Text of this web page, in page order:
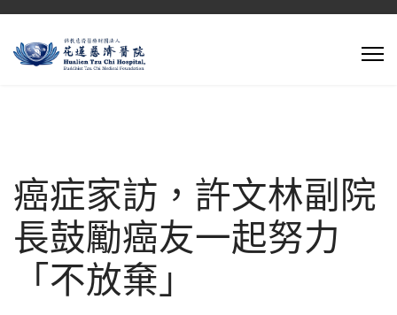
癌症家訪，許文林副院
長鼓勵癌友一起努力
「不放棄」